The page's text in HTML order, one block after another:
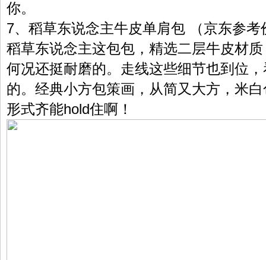
你。
7、稻草东说念主牛皮单肩包 （京东参考
稻草东说念主这包包，精选二层牛皮材
何况还挺耐磨的。走线这些细节也到位
的。经典小方包策画，从简又大方，米
形式齐能hold住啊！